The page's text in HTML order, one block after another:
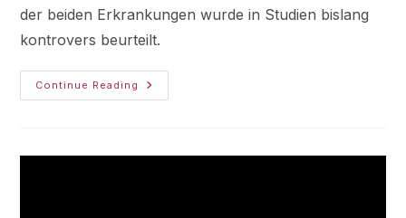
der beiden Erkrankungen wurde in Studien bislang
kontrovers beurteilt.
Continue Reading